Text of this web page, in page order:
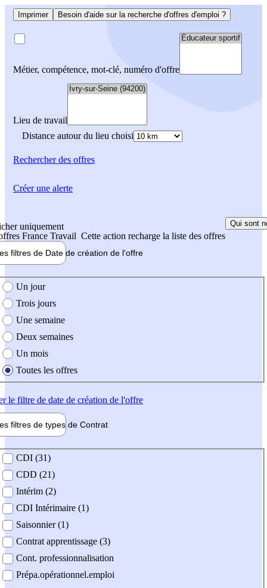
Imprimer Besoin d'aide sur la recherche d'offres d'emploi ?
Métier, compétence, mot-clé, numéro d'offre
Lieu de travail
Distance autour du lieu choisi
Rechercherdes offres
uniquement
France Travail Cette action recharge la liste des offres
Qui sont
filtres de Date de création de l'offre
création de l'offre
Un jour
Trois jours
Une semaine
Deux semaines
Un mois
Toutes les offres
le filtre de date de création de l'offre
filtres de types de Contrat
contrat
CDI (31)
CDD (21)
Intérim (2)
CDI Intérimaire (1)
Saisonnier (1)
Contrat apprentissage (3)
Cont. professionnalisation
Prépa.opérationnel.emploi
Créer une alerte